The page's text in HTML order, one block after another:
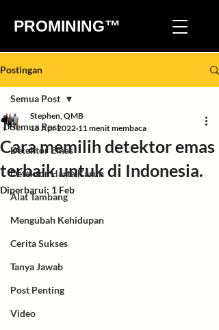
PROMINING™
Postingan
Semua Post
Detektor Emas
Detektor Harta Karun
Alat Tambang
Mengubah Kehidupan
Cerita Sukses
Tanya Jawab
Post Penting
Video
Semua Post
Cara memilih detektor emas
terbaik untuk di Indonesia.
Stephen, QMB
15 Apr 2022 11 menit membaca
Diperbarui: 1 Feb